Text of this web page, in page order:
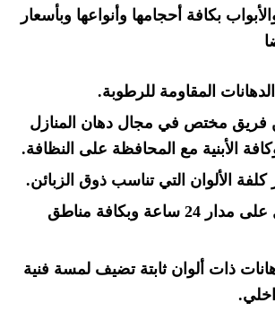
بكافة أحجامها وأنواعها وبأسعار
المقاومة للرطوبة.
مختص في مجال دهان المنازل
الأبنية مع المحافظة على النظافة.
كلفة الألوان التي تناسب ذوق الزبائن.
يوفر العمل على مدار 24 ساعة وبكافة مناطق
ذات ألوان ثابتة تضيف لمسة فنية